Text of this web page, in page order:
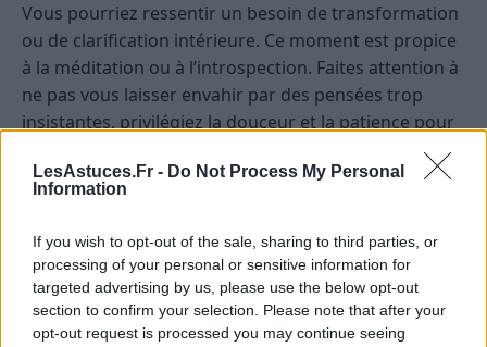
LesAstuces.Fr - Do Not Process My Personal
Information
If you wish to opt-out of the sale, sharing to third parties, or
processing of your personal or sensitive information for
targeted advertising by us, please use the below opt-out
section to confirm your selection. Please note that after your
opt-out request is processed you may continue seeing
Vous pourriez ressentir un besoin de transformation
ou de clarification intérieure. Ce moment est propice
à la méditation ou à l’introspection. Faites attention à
ne pas vous laisser envahir par des pensées trop
insistantes, privilégiez la douceur et la patience pour
Sagittaire
Votre esprit d’aventure et votre soif de découvertes
sont renforcés aujourd’hui. Vous pourriez être attiré
par de nouvelles idées ou par des rencontres qui
élargissent votre horizon. C’est une période favorable